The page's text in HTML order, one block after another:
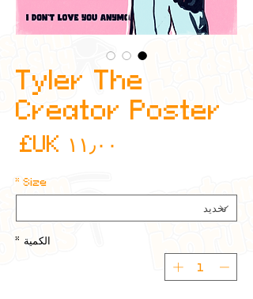
Tyler The
Creator Poster
Size
*
الكمية *